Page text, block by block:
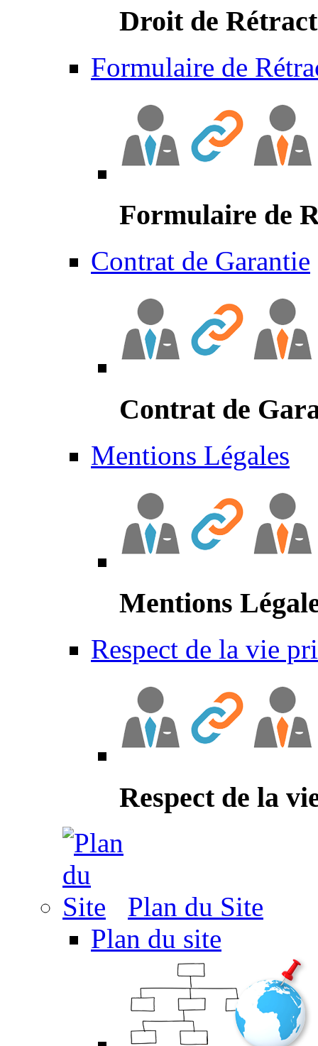
Droit de
Formulaire de
Formulaire de
Contrat de Garantie
Contrat de
Mentions Légales
Mentions
Respect de la vie
Respect de la
Plan du Site
Plan du site